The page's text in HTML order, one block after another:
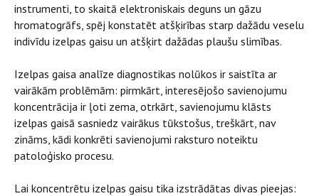
instrumenti, to skaitā elektroniskais deguns un gāzu
hromatogrāfs, spēj konstatēt atšķirības starp dažādu veselu
indivīdu izelpas gaisu un atšķirt dažādas plaušu slimības.
Izelpas gaisa analīze diagnostikas nolūkos ir saistīta ar
vairākām problēmām: pirmkārt, interesējošo savienojumu
koncentrācija ir ļoti zema, otrkārt, savienojumu klāsts
izelpas gaisā sasniedz vairākus tūkstošus, treškārt, nav
zināms, kādi konkrēti savienojumi raksturo noteiktu
patoloģisko procesu.
Lai koncentrētu izelpas gaisu tika izstrādātas divas pieejas: